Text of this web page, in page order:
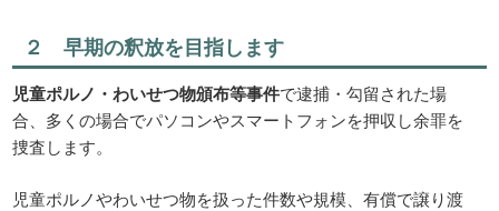
２ 早期の釈放を目指します
児童ポルノ・わいせつ物頒布等事件で逮捕・勾留された場
合、多くの場合でパソコンやスマートフォンを押収し余罪を
捜査します。
児童ポルノやわいせつ物を扱った件数や規模、有償で譲り渡